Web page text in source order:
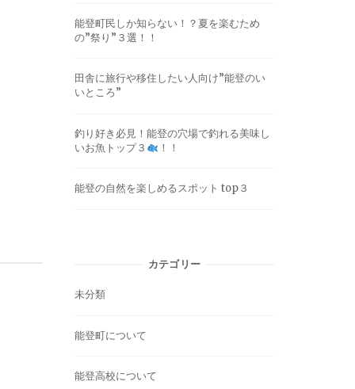
能登町民しか知らない！？夏を楽むため
の”祭り”３選！！
田舎に旅行や移住したい人向け”能登のい
いところ”
釣り好き必見！能登の穴場で釣れる美味し
いお魚トップ３
！！
能登の自然を楽しめるスポット top３
カテゴリー
未分類
能登町について
能登高校について